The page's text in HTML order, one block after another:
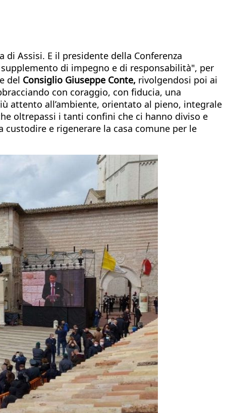
Assisi. E il presidente della Conferenza
di impegno e di responsabilità", per
del Consiglio Giuseppe Conte, rivolgendosi poi ai
con coraggio, con fiducia, una
attento all’ambiente, orientato al pieno, integrale
oltrepassi i tanti confini che ci hanno diviso e
e rigenerare la casa comune per le